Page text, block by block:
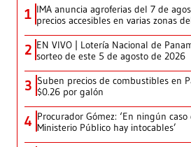
1 IMA anuncia agroferias del 7 de
precios accesibles en varias zonas
2 EN VIVO | Lotería Nacional de
sorteo de este 5 de agosto de 2026
3 Suben precios de combustibles en
$0.26 por galón
4 Procurador Gómez: ‘En ningún
Ministerio Público hay intocables’